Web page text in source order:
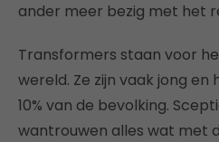
ander meer bezig met het
Transformers staan voor
wereld. Ze zijn vaak jong
10% van de bevolking.
wantrouwen alles wat met